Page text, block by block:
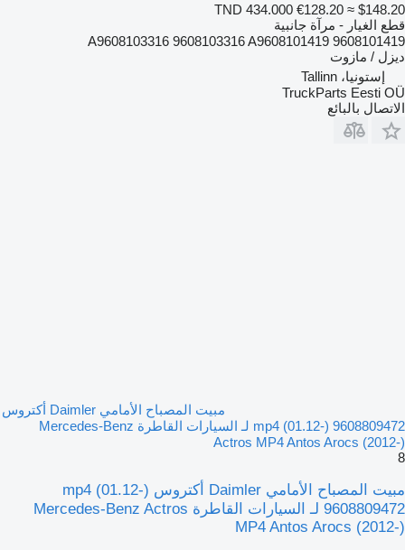
TND 434.000 €128.20 ≈ $148.20
قطع الغيار - مرآة جانبية
A9608103316 9608103316 A9608101419 9608101419
ديزل / مازوت
إستونيا، Tallinn
TruckParts Eesti OÜ
الاتصال بالبائع
مبيت المصباح الأمامي Daimler أكتروس
mp4 (01.12-) 9608809472 لـ السيارات القاطرة Mercedes-Benz
Actros MP4 Antos Arocs (2012-)
8
مبيت المصباح الأمامي Daimler أكتروس mp4 (01.12-)
9608809472 لـ السيارات القاطرة Mercedes-Benz Actros
MP4 Antos Arocs (2012-)